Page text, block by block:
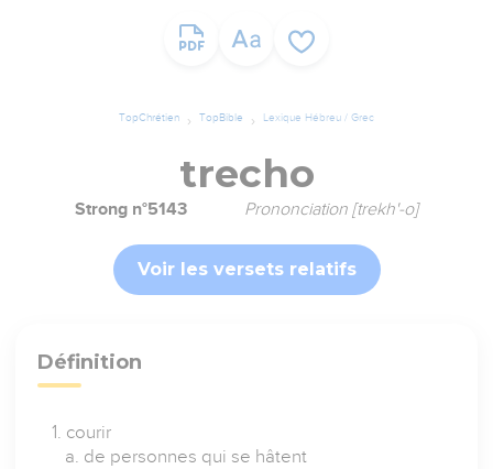
TopChrétien TopBible Lexique Hébreu / Grec
trecho
Strong n°5143 Prononciation [trekh'-o]
Voir les versets relatifs
Définition
courir
de personnes qui se hâtent